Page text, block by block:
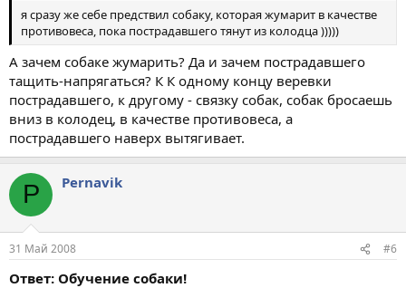
я сразу же себе предствил собаку, которая жумарит в качестве
противовеса, пока пострадавшего тянут из колодца )))))
А зачем собаке жумарить? Да и зачем пострадавшего
тащить-напрягаться? К К одному концу веревки
пострадавшего, к другому - связку собак, собак бросаешь
вниз в колодец, в качестве противовеса, а
пострадавшего наверх вытягивает.
P Pernavik
31 Май 2008 #6
Ответ: Обучение собаки!